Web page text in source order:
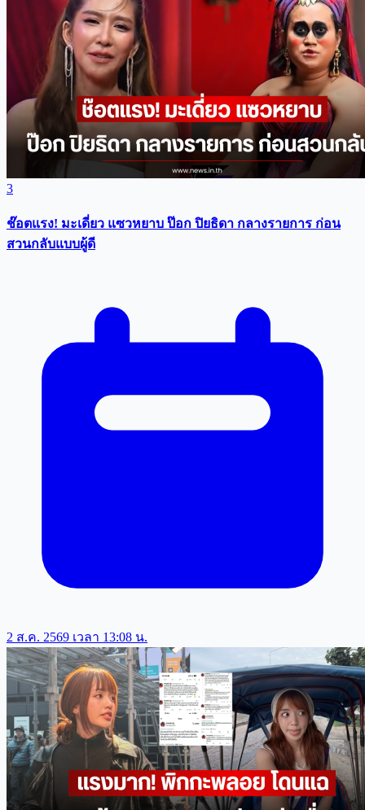
3
ช๊อตแรง! มะเดี่ยว แซวหยาบ ป๊อก ปิยธิดา กลางรายการ ก่อน
สวนกลับแบบผู้ดี
2 ส.ค. 2569 เวลา 13:08 น.